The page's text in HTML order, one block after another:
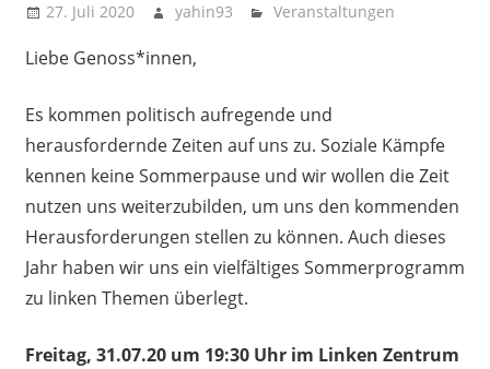
27. Juli 2020 yahin93 Veranstaltungen
Liebe Genoss*innen,
Es kommen politisch aufregende und
herausfordernde Zeiten auf uns zu. Soziale Kämpfe
kennen keine Sommerpause und wir wollen die Zeit
nutzen uns weiterzubilden, um uns den kommenden
Herausforderungen stellen zu können. Auch dieses
Jahr haben wir uns ein vielfältiges Sommerprogramm
zu linken Themen überlegt.
Freitag, 31.07.20 um 19:30 Uhr im Linken Zentrum